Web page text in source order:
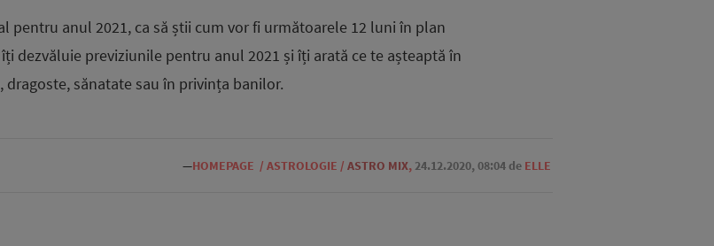
pentru anul 2021, ca să știi cum vor fi următoarele 12 luni în plan
dezvăluie previziunile pentru anul 2021 și îți arată ce te așteaptă în
dragoste, sănatate sau în privința banilor.
—HOMEPAGE / ASTROLOGIE / ASTRO MIX, 24.12.2020, 08:04 de ELLE